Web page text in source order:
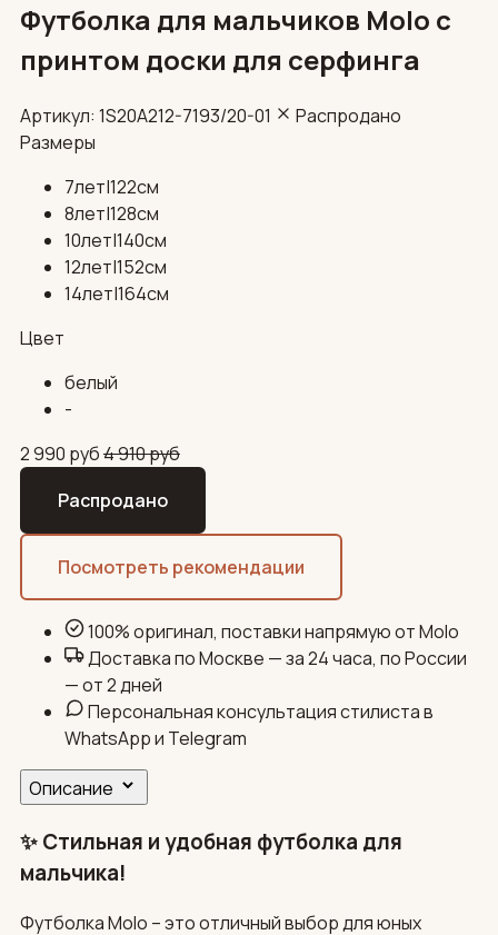
Футболка для мальчиков Molo с
принтом доски для серфинга
Артикул: 1S20A212-7193/20-01
Распродано
Размеры
7лет|122см
8лет|128см
10лет|140см
12лет|152см
14лет|164см
Цвет
белый
-
2 990 руб4 910руб
Распродано
Посмотреть рекомендации
100% оригинал, поставки напрямую от Molo
Доставка по Москве — за 24 часа, по России
— от 2 дней
Персональная консультация стилиста в
WhatsApp и Telegram
Описание
✨ Стильная и удобная футболка для
мальчика!
Футболка Molo – это отличный выбор для юных